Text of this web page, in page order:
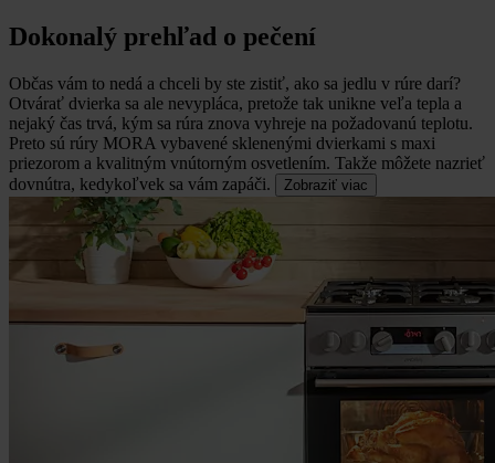
Dokonalý prehľad o pečení
Občas vám to nedá a chceli by ste zistiť, ako sa jedlu v rúre darí?
Otvárať dvierka sa ale nevypláca, pretože tak unikne veľa tepla a
nejaký čas trvá, kým sa rúra znova vyhreje na požadovanú teplotu.
Preto sú rúry MORA vybavené sklenenými dvierkami s maxi
priezorom a kvalitným vnútorným osvetlením. Takže môžete nazrieť
dovnútra, kedykoľvek sa vám zapáči.
Zobraziť viac